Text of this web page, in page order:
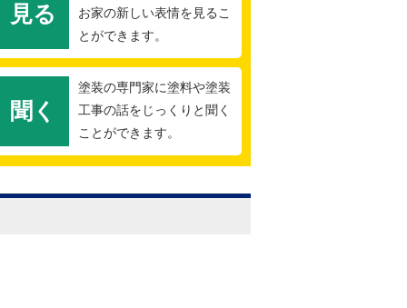
見る
お家の新しい表情を見るこ
とができます。
聞く
塗装の専門家に塗料や塗装
工事の話をじっくりと聞く
ことができます。